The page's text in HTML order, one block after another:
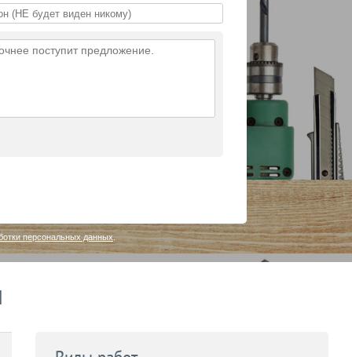
персональных данных.